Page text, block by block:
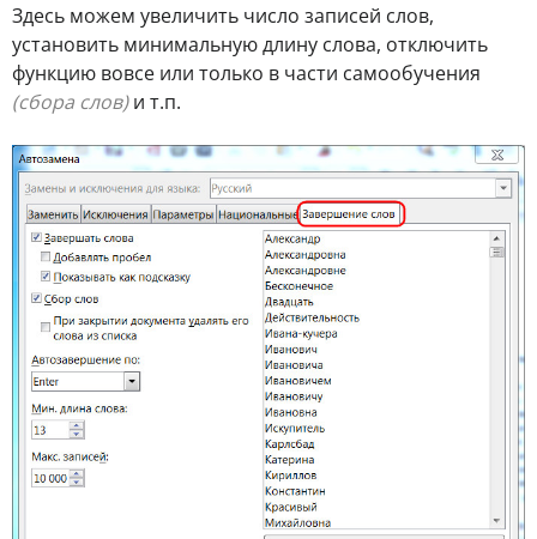
Здесь можем увеличить число записей слов,
установить минимальную длину слова, отключить
функцию вовсе или только в части самообучения
(сбора слов)и т.п.